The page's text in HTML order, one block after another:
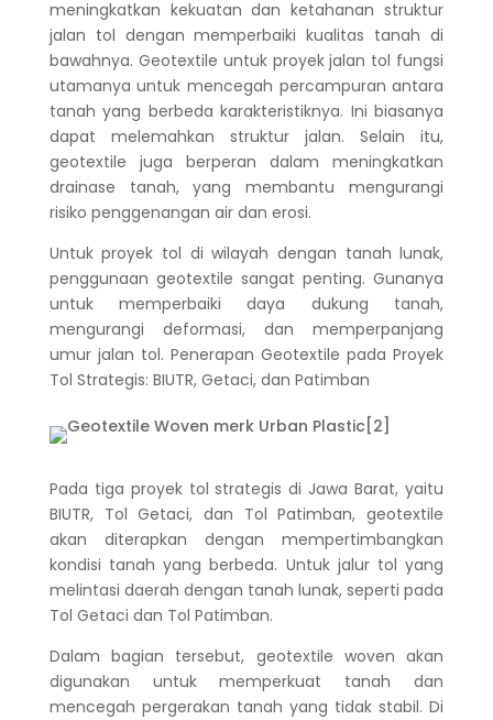
meningkatkan kekuatan dan ketahanan struktur
jalan tol dengan memperbaiki kualitas tanah di
bawahnya. Geotextile untuk proyek jalan tol fungsi
utamanya untuk mencegah percampuran antara
tanah yang berbeda karakteristiknya. Ini biasanya
dapat melemahkan struktur jalan. Selain itu,
geotextile juga berperan dalam meningkatkan
drainase tanah, yang membantu mengurangi
risiko penggenangan air dan erosi.
Untuk proyek tol di wilayah dengan tanah lunak,
penggunaan geotextile sangat penting. Gunanya
untuk memperbaiki daya dukung tanah,
mengurangi deformasi, dan memperpanjang
umur jalan tol. Penerapan Geotextile pada Proyek
Tol Strategis: BIUTR, Getaci, dan Patimban
Pada tiga proyek tol strategis di Jawa Barat, yaitu
BIUTR, Tol Getaci, dan Tol Patimban, geotextile
akan diterapkan dengan mempertimbangkan
kondisi tanah yang berbeda. Untuk jalur tol yang
melintasi daerah dengan tanah lunak, seperti pada
Tol Getaci dan Tol Patimban.
Dalam bagian tersebut, geotextile woven akan
digunakan untuk memperkuat tanah dan
mencegah pergerakan tanah yang tidak stabil. Di